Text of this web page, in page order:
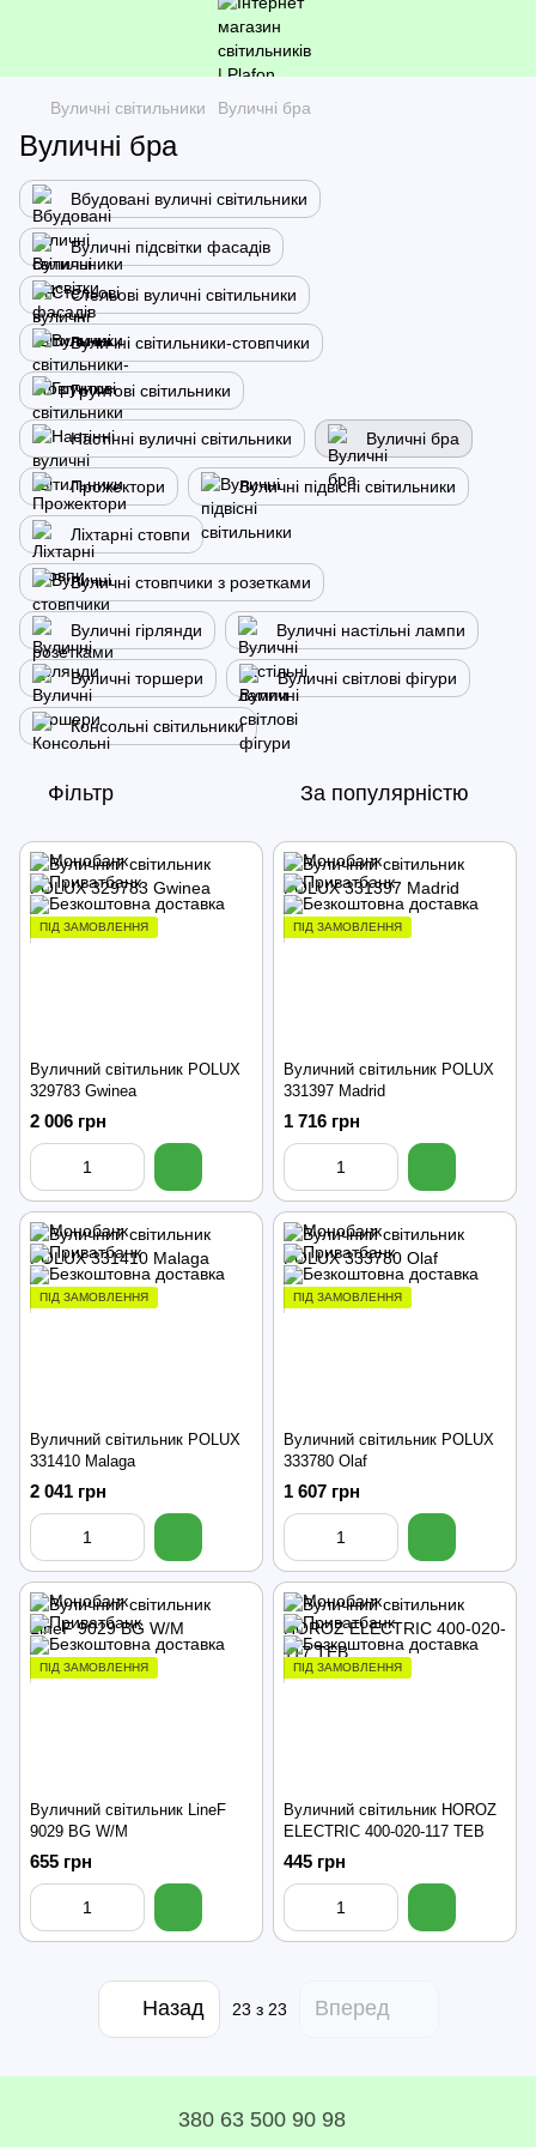
Вуличні світильники Вуличні бра
Вуличні бра
Вбудовані вуличні світильники
Вуличні підсвітки фасадів
Стельові вуличні світильники
Вуличні світильники-стовпчики
Грунтові світильники
Настінні вуличні світильники Вуличні бра
Прожектори Вуличні підвісні світильники
Ліхтарні стовпи
Вуличні стовпчики з розетками
Вуличні гірлянди Вуличні настільні лампи
Вуличні торшери Вуличні світлові фігури
Консольні світильники
Фільтр За популярністю
ПІД ЗАМОВЛЕННЯ
Вуличний світильник POLUX
329783 Gwinea
2 006 грн
ПІД ЗАМОВЛЕННЯ
Вуличний світильник POLUX
331397 Madrid
1 716 грн
ПІД ЗАМОВЛЕННЯ
Вуличний світильник POLUX
331410 Malaga
2 041 грн
ПІД ЗАМОВЛЕННЯ
Вуличний світильник POLUX
333780 Olaf
1 607 грн
ПІД ЗАМОВЛЕННЯ
Вуличний світильник LineF
9029 BG W/M
655 грн
ПІД ЗАМОВЛЕННЯ
Вуличний світильник HOROZ
ELECTRIC 400-020-117 TEB
445 грн
Назад 23 з 23 Вперед
380 63 500 90 98